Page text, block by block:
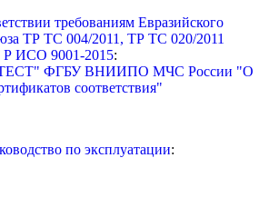
требованиям Евразийского
ТР ТС 004/2011, ТР ТС 020/2011
ИСО 9001-2015:
ФГБУ ВНИИПО МЧС России "О
соответствия"
по эксплуатации: